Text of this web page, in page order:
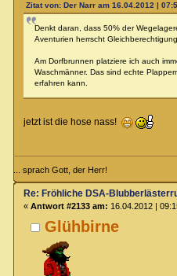
Zitat von: Der Narr am 16.04.2012 |
Denkt daran, dass 50% der
Aventurien herrscht Gleichberechtigung.
Am Dorfbrunnen platziere ich auch
Waschmänner. Das sind echte
erfahren kann.
jetzt ist die hose nass!
... sprach Gott, der Herr!
Glühbirne
Re: Fröhliche DSA-
« Antwort #2133 am: 16.04.2012 |